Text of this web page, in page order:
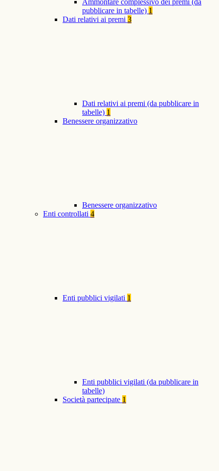
Ammontare complessivo dei premi (da
pubblicare in tabelle) 1
Dati relativi ai premi 3
Dati relativi ai premi (da pubblicare in
tabelle) 1
Benessere organizzativo
Benessere organizzativo
Enti controllati 4
Enti pubblici vigilati 1
Enti pubblici vigilati (da pubblicare in
tabelle)
Società partecipate 1